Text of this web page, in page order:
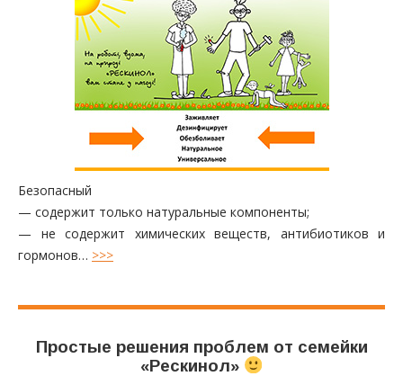
Безопасный
— содержит только натуральные компоненты;
— не содержит химических веществ, антибиотиков и
гормонов… >>>
Простые решения проблем от семейки
«Рескинол»